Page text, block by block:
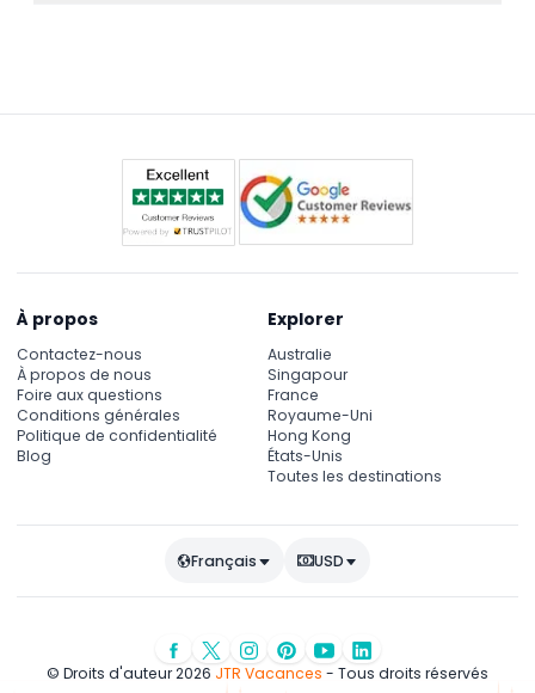
À propos
Contactez-nous
À propos de nous
Foire aux questions
Conditions générales
Politique de confidentialité
Blog
Explorer
Australie
Singapour
France
Royaume-Uni
Hong Kong
États-Unis
Toutes les destinations
Français USD
© Droits d'auteur 2026 JTR Vacances - Tous droits réservés